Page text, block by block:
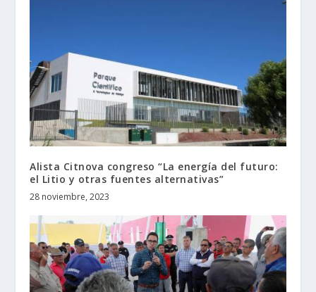
Alista Citnova congreso “La energía del futuro:
el Litio y otras fuentes alternativas”
28 noviembre, 2023